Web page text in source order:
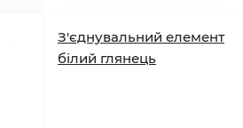
З'єднувальний елемент
білий глянець